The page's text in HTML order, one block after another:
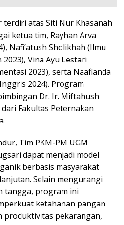
terdiri atas Siti Nur Khasanah
ketua tim, Rayhan Arva
Nafi’atush Sholikhah (Ilmu
Vina Ayu Lestari
2023), serta Naafianda
2024). Program
Dr. Ir. Miftahush
dari Fakultas Peternakan
Tim PKM-PM UGM
dapat menjadi model
berbasis masyarakat
Selain mengurangi
tangga, program ini
ketahanan pangan
produktivitas pekarangan,